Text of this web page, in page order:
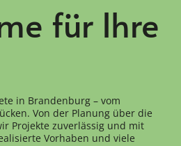
für Ihre
in Brandenburg – vom
Von der Planung über die
Projekte zuverlässig und mit
Vorhaben und viele